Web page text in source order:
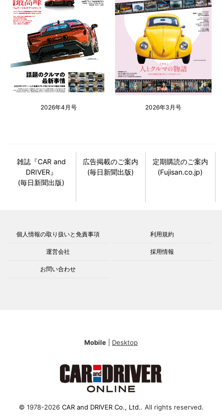
2026年4月号 2026年3月号
雑誌『CAR and
DRIVER』
(毎日新聞出版)
広告掲載のご案内
(毎日新聞出版)
定期購読のご案内
(Fujisan.co.jp)
個人情報の取り扱いと免責事項 利用規約
運営会社 採用情報
お問い合わせ
Mobile Desktop
© 1978-2026 CAR and DRIVER Co., Ltd.. All rights reserved.